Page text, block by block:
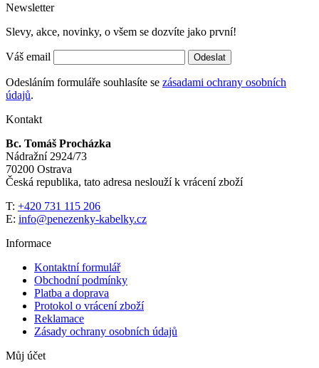
Newsletter
Slevy, akce, novinky, o všem se dozvíte jako první!
Váš email Odeslat
Odesláním formuláře souhlasíte se zásadami ochrany osobních
údajů.
Kontakt
Bc. Tomáš Procházka
Nádražní 2924/73
70200 Ostrava
Česká republika, tato adresa neslouží k vrácení zboží
T: +420 731 115 206
E: info@penezenky-kabelky.cz
Informace
Kontaktní formulář
Obchodní podmínky
Platba a doprava
Protokol o vrácení zboží
Reklamace
Zásady ochrany osobních údajů
Můj účet